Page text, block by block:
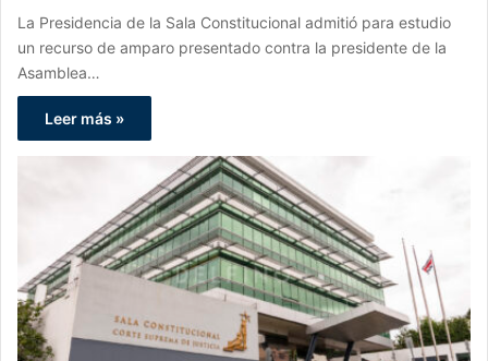
La Presidencia de la Sala Constitucional admitió para estudio
un recurso de amparo presentado contra la presidente de la
Asamblea…
Leer más »